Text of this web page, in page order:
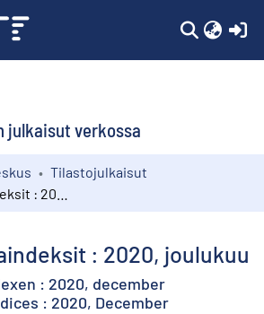
julkaisut verkossa
Tilastojulkaisut
: 2020, joulukuu
: 2020, december
: 2020, December